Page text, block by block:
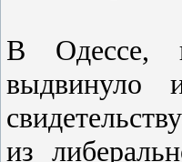
В Одеccе,
из